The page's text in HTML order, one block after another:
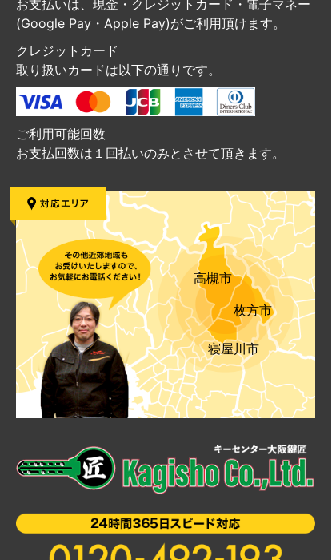
お支払いは、現金・クレジットカード・電子マネー
(Google Pay・Apple Pay)がご利用頂けます。
クレジットカード
取り扱いカードは以下の通りです。
ご利用可能回数
お支払回数は１回払いのみとさせて頂きます。
高槻市
枚方市
寝屋川市